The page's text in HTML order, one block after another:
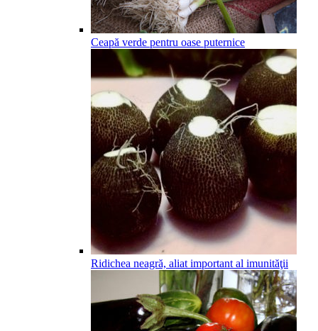
Ceapă verde pentru oase puternice
Ridichea neagră, aliat important al imunităţii